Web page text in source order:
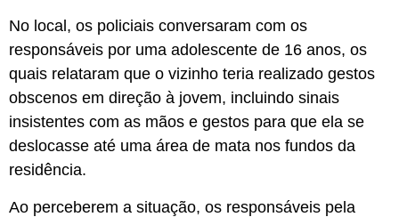
No local, os policiais conversaram com os
responsáveis por uma adolescente de 16 anos, os
quais relataram que o vizinho teria realizado gestos
obscenos em direção à jovem, incluindo sinais
insistentes com as mãos e gestos para que ela se
deslocasse até uma área de mata nos fundos da
residência.
Ao perceberem a situação, os responsáveis pela